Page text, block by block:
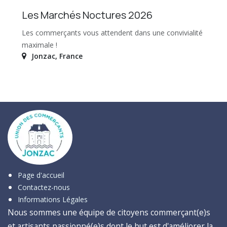
Les Marchés Noctures 2026
Les commerçants vous attendent dans une convivialité
maximale !
Jonzac, France
Page d'accueil
Contactez-nous
Informations Légales
Nous sommes une équipe de citoyens commerçant(e)s